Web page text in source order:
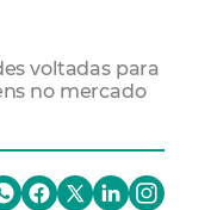
voltadas para
no mercado